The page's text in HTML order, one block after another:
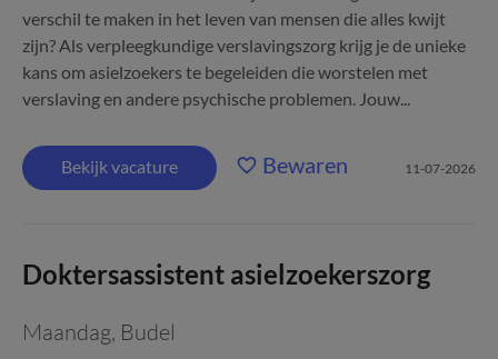
verschil te maken in het leven van mensen die alles kwijt
zijn? Als verpleegkundige verslavingszorg krijg je de unieke
kans om asielzoekers te begeleiden die worstelen met
verslaving en andere psychische problemen. Jouw...
Bekijk vacature Bewaren 11-07-2026
Doktersassistent asielzoekerszorg
Maandag, Budel